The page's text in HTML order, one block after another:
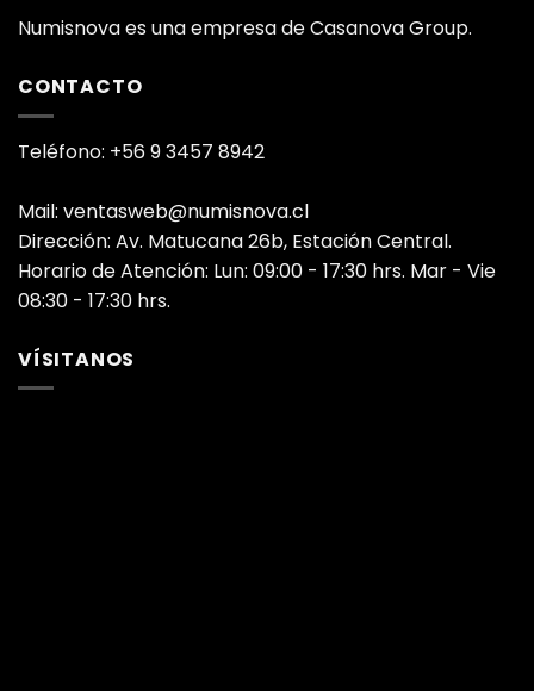
Numisnova es una empresa de Casanova Group.
CONTACTO
Teléfono: +56 9 3457 8942
Mail: ventasweb@numisnova.cl
Dirección: Av. Matucana 26b, Estación Central.
Horario de Atención: Lun: 09:00 - 17:30 hrs. Mar - Vie
08:30 - 17:30 hrs.
VÍSITANOS